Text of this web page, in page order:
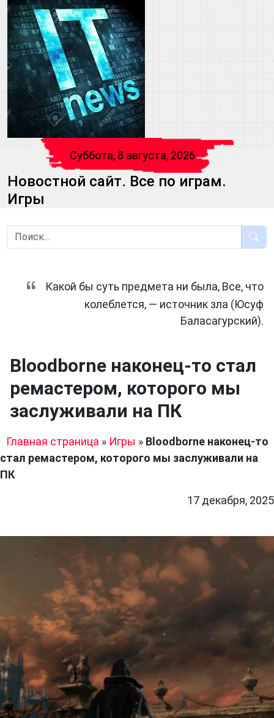
Суббота, 8 августа, 2026
Новостной сайт. Все по играм.
Игры
Какой бы суть предмета ни была, Все, что
колеблется, — источник зла (Юсуф
Баласагурский).
Bloodborne наконец-то стал
ремастером, которого мы
заслуживали на ПК
Главная страница » Игры » Bloodborne наконец-то
стал ремастером, которого мы заслуживали на
ПК
17 декабря, 2025